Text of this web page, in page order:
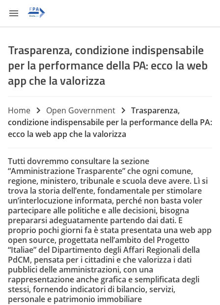
Trasparenza, condizione indispensabile
per la performance della PA: ecco la web
app che la valorizza
Home Open Government
Trasparenza,
condizione indispensabile per la performance della PA:
ecco la web app che la valorizza
Tutti dovremmo consultare la sezione
“Amministrazione Trasparente” che ogni comune,
regione, ministero, tribunale e scuola deve avere. Lì si
trova la storia dell’ente, fondamentale per stimolare
un’interlocuzione informata, perché non basta voler
partecipare alle politiche e alle decisioni, bisogna
prepararsi adeguatamente partendo dai dati. E
proprio pochi giorni fa è stata presentata una web app
open source, progettata nell’ambito del Progetto
“Italiae” del Dipartimento degli Affari Regionali della
PdCM, pensata per i cittadini e che valorizza i dati
pubblici delle amministrazioni, con una
rappresentazione anche grafica e semplificata degli
stessi, fornendo indicatori di bilancio, servizi,
personale e patrimonio immobiliare